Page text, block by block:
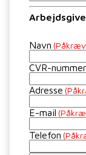
Navn
CVR-nummer
Adresse
E-mail
Telefon